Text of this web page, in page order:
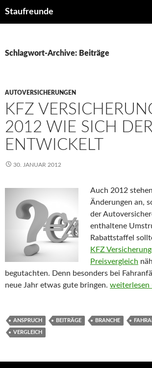
Staufreunde
Schlagwort-Archive: Beiträge
AUTOVERSICHERUNGEN
KFZ
2012 WIE SICH
ENTWICKELT
30. JANUAR 2012
Auch 2012
Änderungen an,
der
enthaltene
Rabattstaffel
KFZ
Preisvergleich
begutachten. Denn besonders bei
neue Jahr etwas gute bringen. KFZ
weiterlesen
ANSPRUCH BEITRÄGE BRANCHE
VERGLEICH